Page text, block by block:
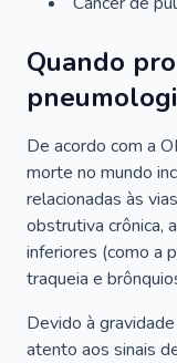
Quando
De acordo com a
morte no mundo
relacionadas às
obstrutiva crônica,
inferiores (como a
traqueia e
Devido à
atento aos sinais